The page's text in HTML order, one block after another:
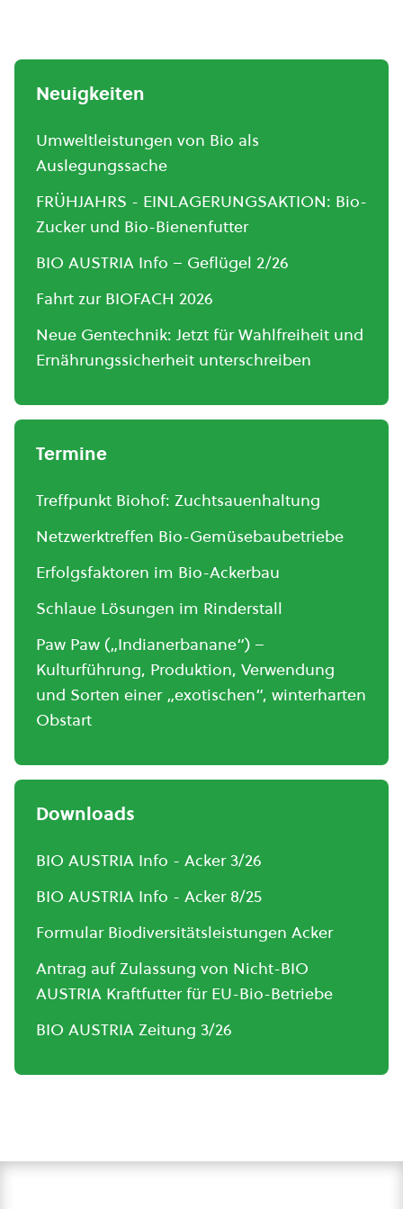
Neuigkeiten
Umweltleistungen von Bio als
Auslegungssache
FRÜHJAHRS - EINLAGERUNGSAKTION: Bio-
Zucker und Bio-Bienenfutter
BIO AUSTRIA Info – Geflügel 2/26
Fahrt zur BIOFACH 2026
Neue Gentechnik: Jetzt für Wahlfreiheit und
Ernährungssicherheit unterschreiben
Termine
Treffpunkt Biohof: Zuchtsauenhaltung
Netzwerktreffen Bio-Gemüsebaubetriebe
Erfolgsfaktoren im Bio-Ackerbau
Schlaue Lösungen im Rinderstall
Paw Paw („Indianerbanane“) –
Kulturführung, Produktion, Verwendung
und Sorten einer „exotischen“, winterharten
Obstart
Downloads
BIO AUSTRIA Info - Acker 3/26
BIO AUSTRIA Info - Acker 8/25
Formular Biodiversitätsleistungen Acker
Antrag auf Zulassung von Nicht-BIO
AUSTRIA Kraftfutter für EU-Bio-Betriebe
BIO AUSTRIA Zeitung 3/26